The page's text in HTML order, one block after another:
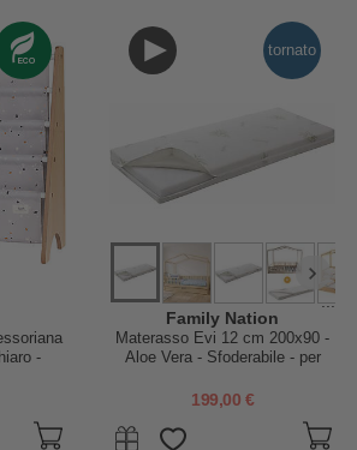
-
tornato
...
Family Nation
Materasso Evi 12 cm 200x90 -
Aloe Vera - Sfoderabile - per
4 in 1
199,00 €